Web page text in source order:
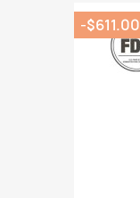
-$611.00